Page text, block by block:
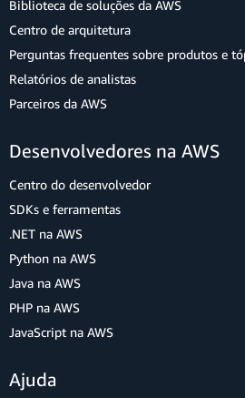
Biblioteca de soluções da AWS
Centro de arquitetura
Perguntas frequentes sobre produtos e
Relatórios de analistas
Parceiros da AWS
Desenvolvedores na AWS
Centro do desenvolvedor
SDKs e ferramentas
.NET na AWS
Python na AWS
Java na AWS
PHP na AWS
JavaScript na AWS
Ajuda